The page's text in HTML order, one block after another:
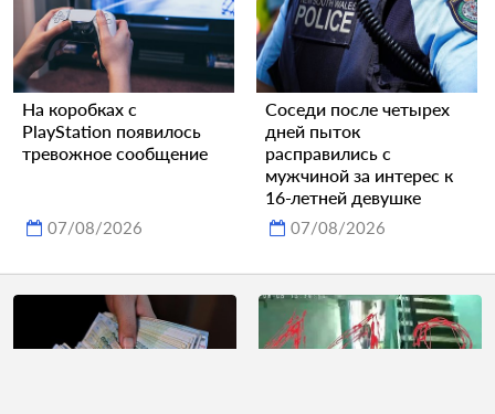
На коробках с
PlayStation появилось
тревожное сообщение
07/08/2026
Соседи после четырех
дней пыток
расправились с
мужчиной за интерес к
16-летней девушке
07/08/2026